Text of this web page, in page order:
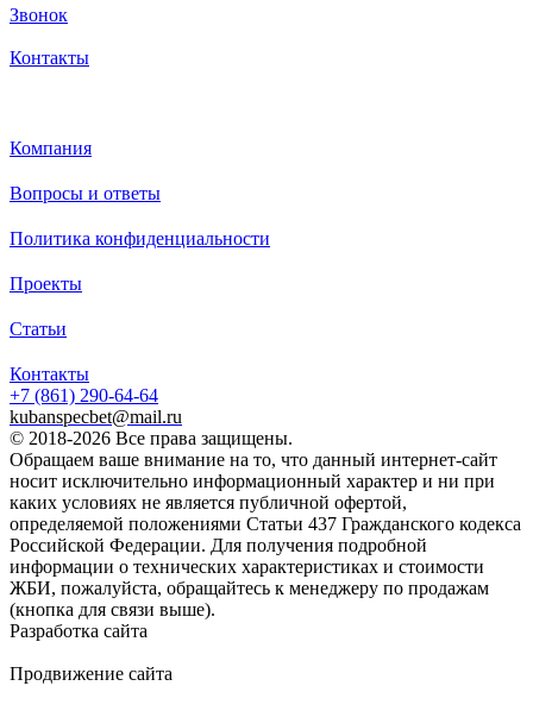
Звонок
Контакты
Компания
Вопросы и ответы
Политика конфиденциальности
Проекты
Статьи
Контакты
+7 (861) 290-64-64
kubanspecbet@mail.ru
© 2018-2026 Все права защищены.
Обращаем ваше внимание на то, что данный интернет-сайт
носит исключительно информационный характер и ни при
каких условиях не является публичной офертой,
определяемой положениями Статьи 437 Гражданского кодекса
Российской Федерации. Для получения подробной
информации о технических характеристиках и стоимости
ЖБИ, пожалуйста, обращайтесь к менеджеру по продажам
(кнопка для связи выше).
Разработка сайта
Продвижение сайта